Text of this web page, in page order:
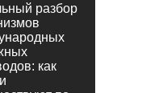
разбор
как